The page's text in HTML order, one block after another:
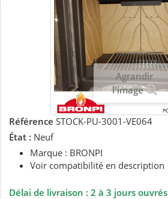
Agrandir
l'image
Référence STOCK-PU-3001-VE064
État : Neuf
Marque : BRONPI
Voir compatibilité en description
Délai de livraison : 2 à 3 jours ouvrés